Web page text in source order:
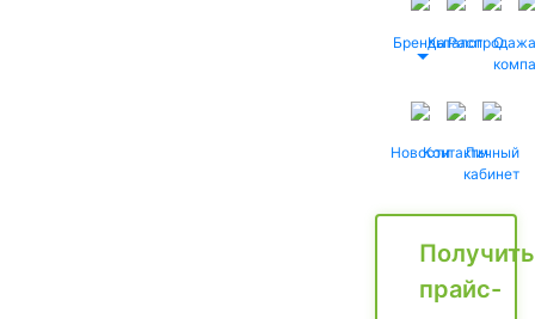
БрендыКаталог
Распродажа
О
НовостиКонтактыЛичный
кабинет
Получить
прайс-